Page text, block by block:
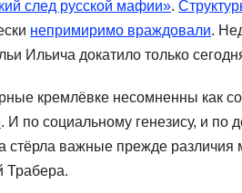
след русской мафии».
непримиримо враждовали.
Ильича докатило только
кремлёвке несомненны как
. И по социальному генезису, и по
стёрла важные прежде различия
Трабера.